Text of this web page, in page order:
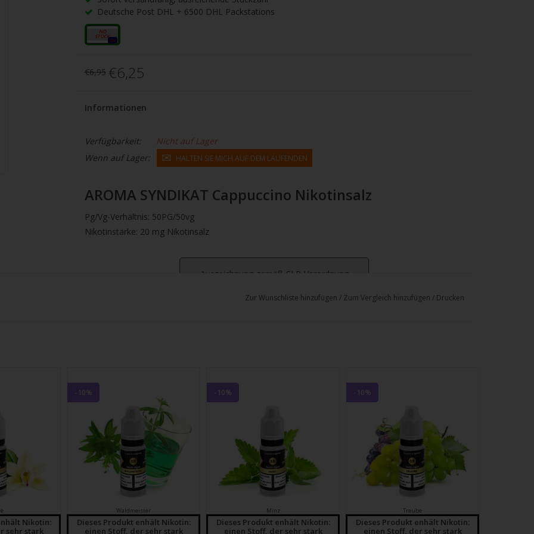
Deutsche Post DHL + 6500 DHL Packstations
20mg
0x
€6,95 €6,25
Informationen
Verfügbarkeit:
Nicht auf Lager
Wenn auf Lager:
HALTEN SIE MICH AUF DEM LAUFENDEN
AROMA SYNDIKAT Cappuccino Nikotinsalz
Pg/Vg-Verhältnis: 50PG/50vg
Nikotinstärke: 20 mg Nikotinsalz
Auszeichnung gemäß CLP-Verordnung
H301 Giftig bei Verschlucken.
H312 Gesundheitsschädlich bei Hautkontakt.
P-Sätze:
P101 Ist ärztlicher Rat erforderlich, Verpackung oder
Kennzeichnungsetikett bereithalten.
P102 Darf nicht in die Hände von Kindern gelangen.
P264 Nach Gebrauch … gründlich waschen.
Zur Wunschliste hinzufügen / Zum Vergleich hinzufügen / Drucken
Nikotin:
sehr stark
-10%
Waldmeister
Dieses Produkt enhält Nikotin:
einen Stoff, der sehr stark
-10%
Minz
Dieses Produkt enhält Nikotin:
einen Stoff, der sehr stark
-10%
Traube
Dieses Produkt enhält Nikotin:
einen Stoff, der sehr stark